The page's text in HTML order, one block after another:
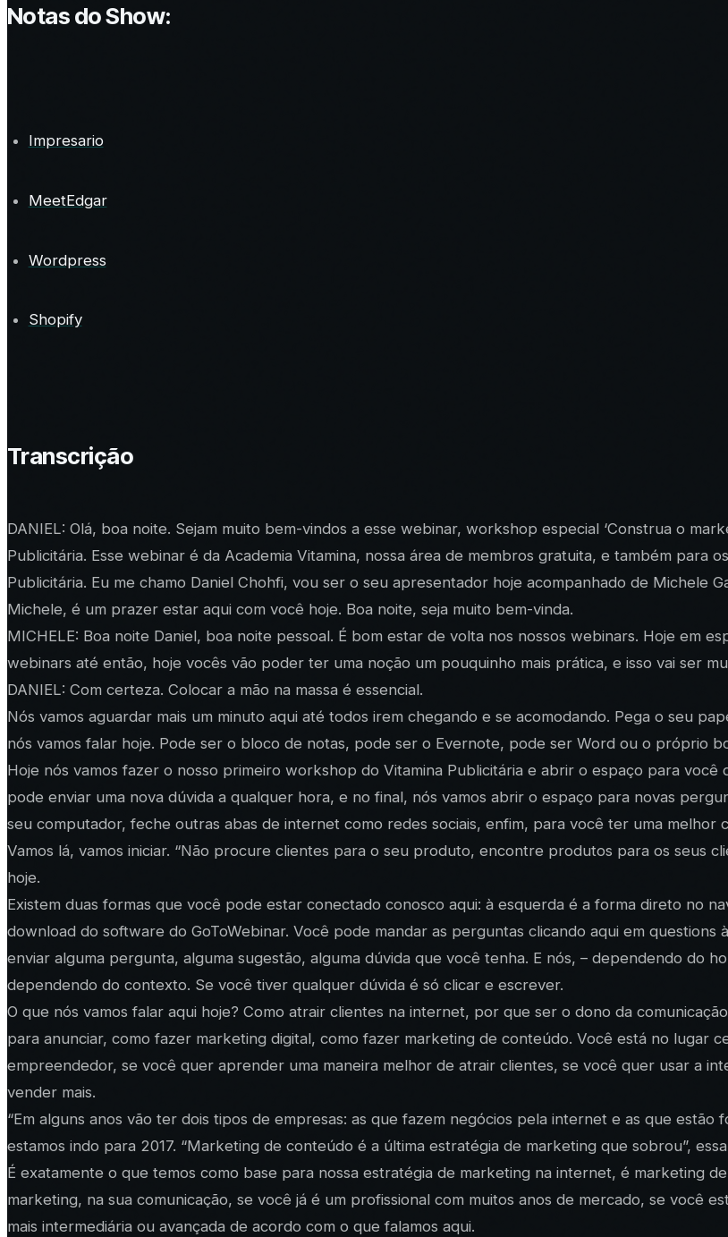
Notas do Show:
Impresario
MeetEdgar
Wordpress
Shopify
Transcrição
DANIEL: Olá, boa noite. Sejam muito bem-vindos a esse webinar, workshop especial ‘Construa o
Publicitária. Esse webinar é da Academia Vitamina, nossa área de membros gratuita, e também para
Publicitária. Eu me chamo Daniel Chohfi, vou ser o seu apresentador hoje acompanhado de Michele
Michele, é um prazer estar aqui com você hoje. Boa noite, seja muito bem-vinda.
MICHELE: Boa noite Daniel, boa noite pessoal. É bom estar de volta nos nossos webinars. Hoje em
webinars até então, hoje vocês vão poder ter uma noção um pouquinho mais prática, e isso vai ser
DANIEL: Com certeza. Colocar a mão na massa é essencial.
Nós vamos aguardar mais um minuto aqui até todos irem chegando e se acomodando. Pega o seu
nós vamos falar hoje. Pode ser o bloco de notas, pode ser o Evernote, pode ser Word ou o próprio
Hoje nós vamos fazer o nosso primeiro workshop do Vitamina Publicitária e abrir o espaço para você
pode enviar uma nova dúvida a qualquer hora, e no final, nós vamos abrir o espaço para novas
seu computador, feche outras abas de internet como redes sociais, enfim, para você ter uma
Vamos lá, vamos iniciar. “Não procure clientes para o seu produto, encontre produtos para os seus
hoje.
Existem duas formas que você pode estar conectado conosco aqui: à esquerda é a forma direto no
download do software do GoToWebinar. Você pode mandar as perguntas clicando aqui em
enviar alguma pergunta, alguma sugestão, alguma dúvida que você tenha. E nós, – dependendo do
dependendo do contexto. Se você tiver qualquer dúvida é só clicar e escrever.
O que nós vamos falar aqui hoje? Como atrair clientes na internet, por que ser o dono da
para anunciar, como fazer marketing digital, como fazer marketing de conteúdo. Você está no lugar
empreendedor, se você quer aprender uma maneira melhor de atrair clientes, se você quer usar a
vender mais.
“Em alguns anos vão ter dois tipos de empresas: as que fazem negócios pela internet e as que estão
estamos indo para 2017. “Marketing de conteúdo é a última estratégia de marketing que sobrou”,
É exatamente o que temos como base para nossa estratégia de marketing na internet, é marketing
marketing, na sua comunicação, se você já é um profissional com muitos anos de mercado, se você
mais intermediária ou avançada de acordo com o que falamos aqui.